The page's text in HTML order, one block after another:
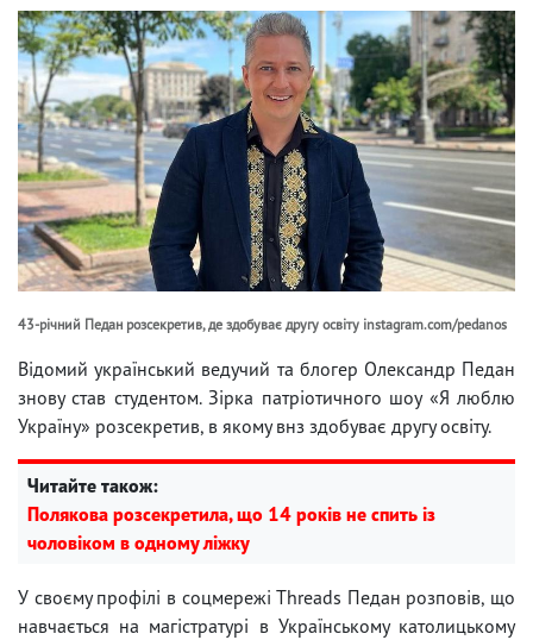
43-річний Педан розсекретив, де здобуває другу освіту instagram.com/pedanos
Відомий український ведучий та блогер Олександр Педан
знову став студентом. Зірка патріотичного шоу «Я люблю
Україну» розсекретив, в якому внз здобуває другу освіту.
Читайте також:
Полякова розсекретила, що 14 років не спить із
чоловіком в одному ліжку
У своєму профілі в соцмережі Threads Педан розповів, що
навчається на магістратурі в Українському католицькому